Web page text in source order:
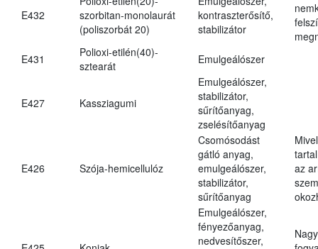
E432
szorbitan-monolaurát
(poliszorbát 20)
kontraszterősítő,
stabilizátor
E431
Polioxi-etilén(40)-
sztearát
Emulgeálószer
E427 Kassziagumi
Emulgeálószer,
stabilizátor,
sűrítőanyag,
zselésítőanyag
E426 Szója-hemicellulóz
Csomósodást
gátló anyag,
emulgeálószer,
stabilizátor,
sűrítőanyag
az
Emulgeálószer,
fényezőanyag,
nedvesítőszer,